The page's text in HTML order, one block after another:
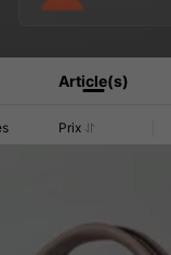
Article(s)
Prix